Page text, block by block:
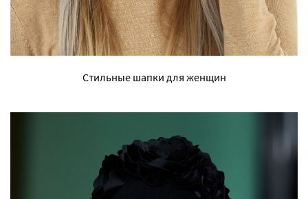
Стильные шапки для женщин